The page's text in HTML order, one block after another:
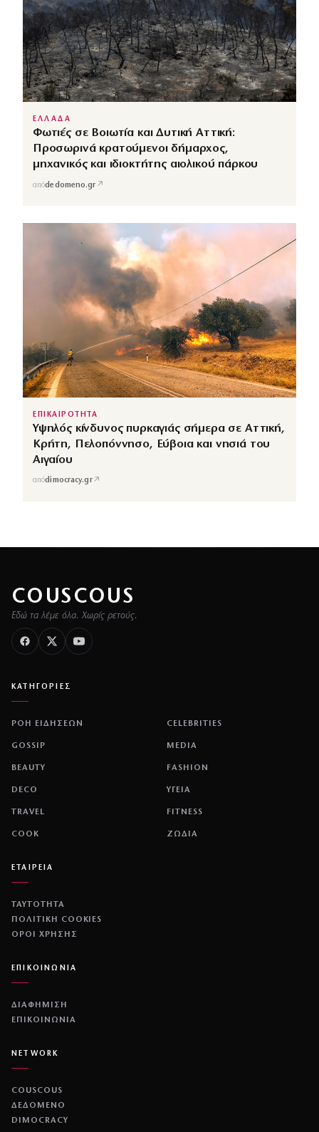
ΕΛΛΑΔΑ
Φωτιές σε Βοιωτία και Δυτική Αττική:
Προσωρινά κρατούμενοι δήμαρχος,
μηχανικός και ιδιοκτήτης αιολικού πάρκου
απόdedomeno.gr ↗
ΕΠΙΚΑΙΡΟΤΗΤΑ
Υψηλός κίνδυνος πυρκαγιάς σήμερα σε Αττική,
Κρήτη, Πελοπόννησο, Εύβοια και νησιά του
Αιγαίου
απόdimocracy.gr↗
COUSCOUS
Εδώ τα λέμε όλα. Χωρίς ρετούς.
ΚΑΤΗΓΟΡΙΕΣ
ΡΟΗ ΕΙΔΗΣΕΩΝ CELEBRITIES
GOSSIP MEDIA
BEAUTY FASHION
DECO ΥΓΕΙΑ
TRAVEL FITNESS
COOK ΖΩΔΙΑ
ΕΤΑΙΡΕΙΑ
ΤΑΥΤΟΤΗΤΑ
ΠΟΛΙΤΙΚΉ COOKIES
ΌΡΟΙ ΧΡΉΣΗΣ
ΕΠΙΚΟΙΝΩΝΙΑ
ΔΙΑΦΗΜΙΣΗ
ΕΠΙΚΟΙΝΩΝΙΑ
NETWORK
COUSCOUS
ΔΕΔΟΜΕΝΟ
DIMOCRACY